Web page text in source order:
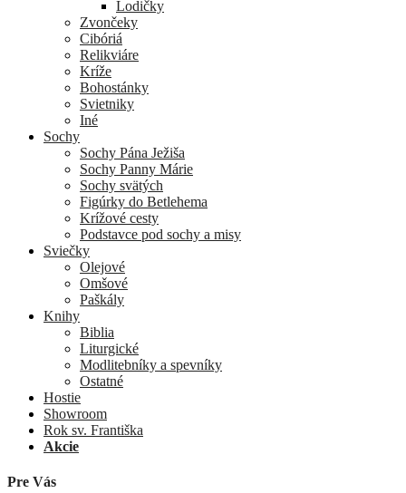
Lodičky
Zvončeky
Cibóriá
Relikviáre
Kríže
Bohostánky
Svietniky
Iné
Sochy
Sochy Pána Ježiša
Sochy Panny Márie
Sochy svätých
Figúrky do Betlehema
Krížové cesty
Podstavce pod sochy a misy
Sviečky
Olejové
Omšové
Paškály
Knihy
Biblia
Liturgické
Modlitebníky a spevníky
Ostatné
Hostie
Showroom
Rok sv. Františka
Akcie
Pre Vás